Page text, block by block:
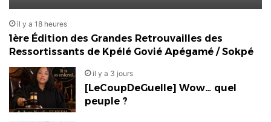
il y a 18 heures
1ère Édition des Grandes Retrouvailles des
Ressortissants de Kpélé Govié Apégamé / Sokpé
il y a 3 jours
[LeCoupDeGuelle] Wow… quel
peuple ?